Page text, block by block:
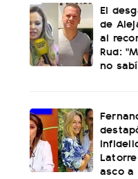
El
de
al
Rud:
no
asco a